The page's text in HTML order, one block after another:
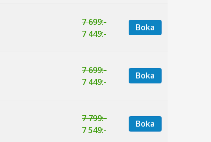
7 699:-
7 449:-
Boka
7 699:-
7 449:-
Boka
7 799:-
7 549:-
Boka